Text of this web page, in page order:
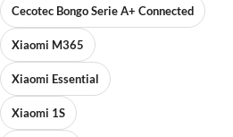
Cecotec Bongo Serie A+ Connected
Xiaomi M365
Xiaomi Essential
Xiaomi 1S